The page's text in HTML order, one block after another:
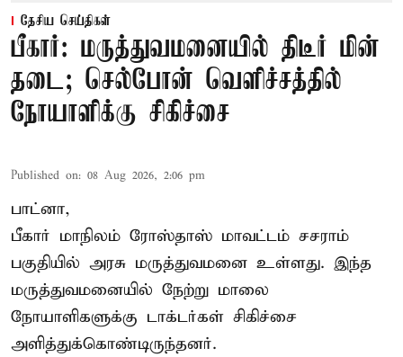
தேசிய செய்திகள்
பீகார்: மருத்துவமனையில் திடீர் மின்
தடை; செல்போன் வெளிச்சத்தில்
நோயாளிக்கு சிகிச்சை
Published on: 08 Aug 2026, 2:06 pm
பாட்னா,
பீகார் மாநிலம் ரோஸ்தாஸ் மாவட்டம் சசராம்
பகுதியில் அரசு மருத்துவமனை உள்ளது. இந்த
மருத்துவமனையில் நேற்று மாலை
நோயாளிகளுக்கு டாக்டர்கள் சிகிச்சை
அளித்துக்கொண்டிருந்தனர்.